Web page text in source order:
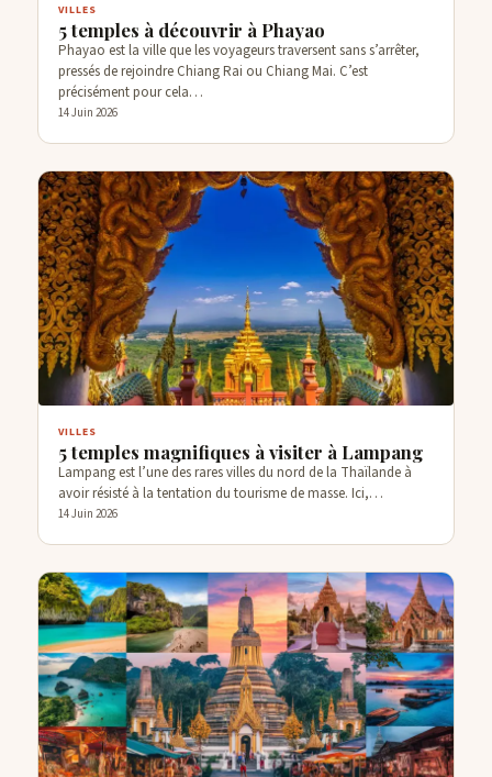
VILLES
5 temples à découvrir à Phayao
Phayao est la ville que les voyageurs traversent sans s’arrêter,
pressés de rejoindre Chiang Rai ou Chiang Mai. C’est
précisément pour cela…
14 Juin 2026
VILLES
5 temples magnifiques à visiter à Lampang
Lampang est l’une des rares villes du nord de la Thaïlande à
avoir résisté à la tentation du tourisme de masse. Ici,…
14 Juin 2026